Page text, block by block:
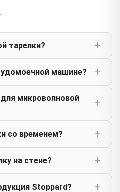
тарелки?
машине?
микроволновой
со временем?
на стене?
Stoppard?